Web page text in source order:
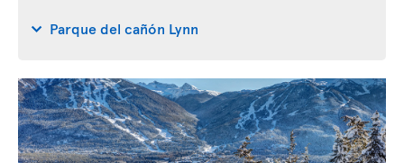
Parque del cañón Lynn